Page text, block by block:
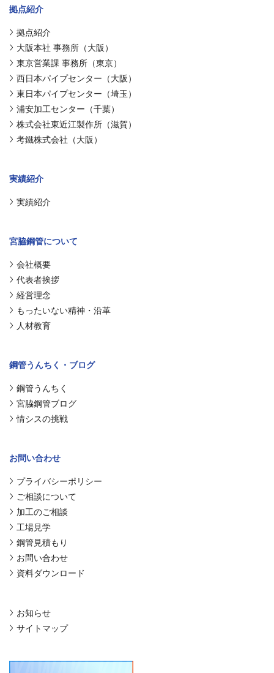
拠点紹介
拠点紹介
大阪本社 事務所（大阪）
東京営業課 事務所（東京）
西日本パイプセンター（大阪）
東日本パイプセンター（埼玉）
浦安加工センター（千葉）
株式会社東近江製作所（滋賀）
考鐵株式会社（大阪）
実績紹介
実績紹介
宮脇鋼管について
会社概要
代表者挨拶
経営理念
もったいない精神・沿革
人材教育
鋼管うんちく・ブログ
鋼管うんちく
宮脇鋼管ブログ
情シスの挑戦
お問い合わせ
プライバシーポリシー
ご相談について
加工のご相談
工場見学
鋼管見積もり
お問い合わせ
資料ダウンロード
お知らせ
サイトマップ